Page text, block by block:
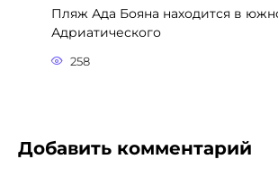
Пляж Ада Бояна находится в
Адриатического
258
Добавить комментарий